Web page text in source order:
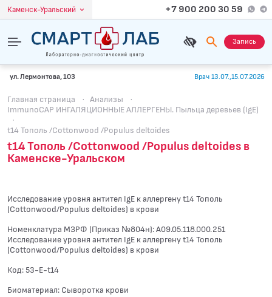
Каменск-Уральский +7 900 200 30 59
Запись
ул. Лермонтова, 103 Врач 13.07.,15.07.2026
Главная страница · Анализы
·
ImmunoCAP ИНГАЛЯЦИОННЫЕ АЛЛЕРГЕНЫ. Пыльца деревьев (IgE)
·
t14 Тополь /Cottonwood /Populus deltoides
t14 Тополь /Cottonwood /Populus deltoides в
Каменске-Уральском
Исследование уровня антител IgE к аллергену t14 Тополь
(Cottonwood/Populus deltoides) в крови
Номенклатура МЗРФ (Приказ №804н): A09.05.118.000.251
Исследование уровня антител IgE к аллергену t14 Тополь
(Cottonwood/Populus deltoides) в крови
Код: 53-E-t14
Биоматериал: Сыворотка крови